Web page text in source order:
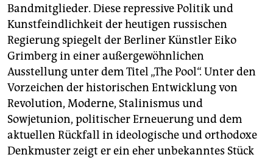
Bandmitglieder. Diese repressive Politik und
Kunstfeindlichkeit der heutigen russischen
Regierung spiegelt der Berliner Künstler Eiko
Grimberg in einer außergewöhnlichen
Ausstellung unter dem Titel „The Pool“. Unter den
Vorzeichen der historischen Entwicklung von
Revolution, Moderne, Stalinismus und
Sowjetunion, politischer Erneuerung und dem
aktuellen Rückfall in ideologische und orthodoxe
Denkmuster zeigt er ein eher unbekanntes Stück